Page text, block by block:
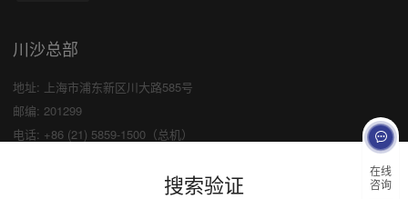
在线
咨询
川沙总部
地址: 上海市浦东新区川大路585号
邮编: 201299
电话: +86 (21) 5859-1500（总机）
×
搜索验证